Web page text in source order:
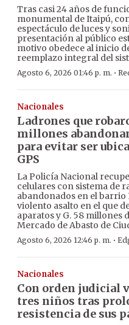
Tras casi 24 años de
monumental de Itaipú,
espectáculo de luces y
presentación al público
motivo obedece al inicio
reemplazo integral del
Agosto 6, 2026 01:46 p. m. ·
Nacionales
Ladrones que
millones
para evitar ser
GPS
La Policía Nacional
celulares con sistema de
abandonados en el barrio
violento asalto en el que
aparatos y G. 58 millones
Mercado de Abasto de
Agosto 6, 2026 12:46 p. m. ·
Nacionales
Con orden judicial
tres niños tras
resistencia de sus